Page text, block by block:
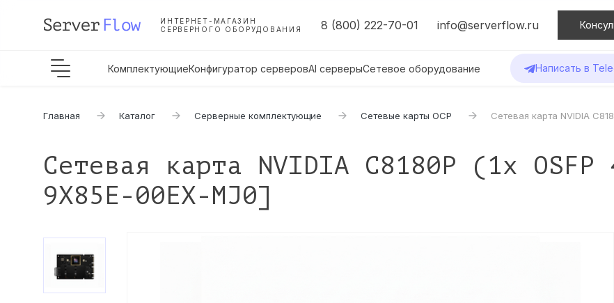
ИНТЕРНЕТ-МАГАЗИН
СЕРВЕРНОГО ОБОРУДОВАНИЯ
8 (800) 222-70-01 info@serverflow.ru
КомплектующиеКонфигуратор серверовAI серверыСетевое оборудование Написать в
Главная Каталог Серверные комплектующие Сетевые карты OCP Сетевая карта NVIDIA
Сетевая карта NVIDIA C8180P (1x OSFP
9X85E-00EX-MJ0]